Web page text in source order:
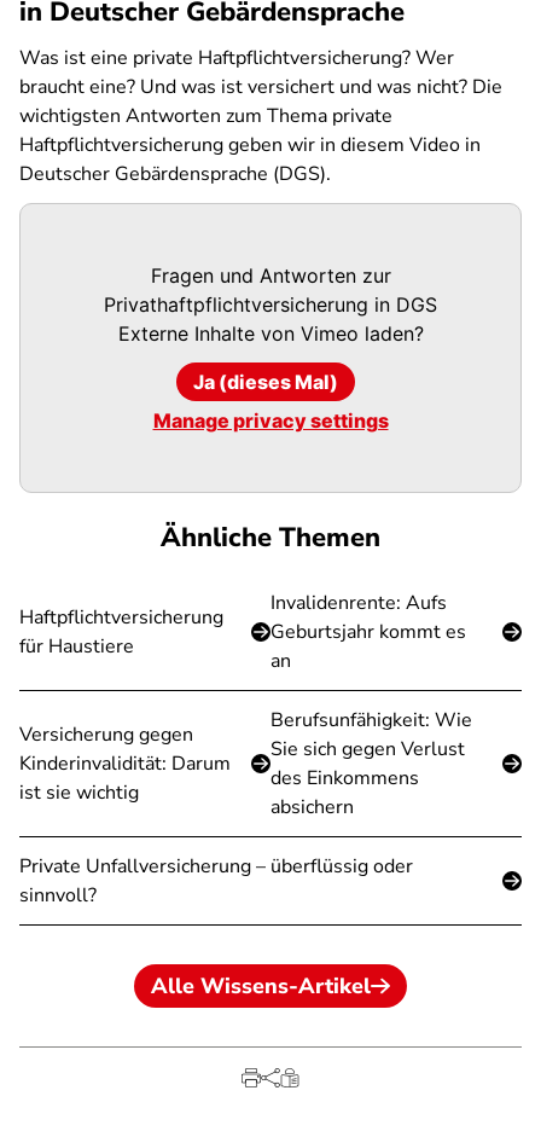
in Deutscher Gebärdensprache
Was ist eine private Haftpflichtversicherung? Wer
braucht eine? Und was ist versichert und was nicht? Die
wichtigsten Antworten zum Thema private
Haftpflichtversicherung geben wir in diesem Video in
Deutscher Gebärdensprache (DGS).
Fragen und Antworten zur
Privathaftpflichtversicherung in DGS
Externe Inhalte von Vimeo laden?
Ja (dieses Mal)
Manage privacy settings
Ähnliche Themen
Haftpflichtversicherung
für Haustiere
Invalidenrente: Aufs
Geburtsjahr kommt es
an
Versicherung gegen
Kinderinvalidität: Darum
ist sie wichtig
Berufsunfähigkeit: Wie
Sie sich gegen Verlust
des Einkommens
absichern
Private Unfallversicherung – überflüssig oder
sinnvoll?
Alle Wissens-Artikel